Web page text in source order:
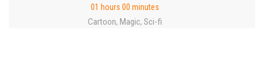
01 hours 00 minutes
Cartoon, Magic, Sci-fi